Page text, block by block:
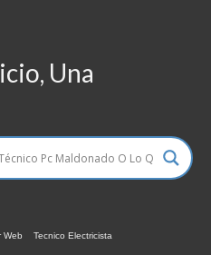
Una
Web Tecnico Electricista